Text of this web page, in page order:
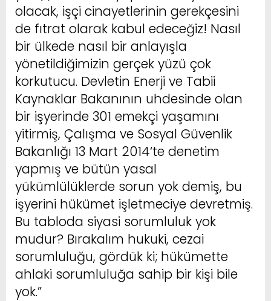
olacak, işçi cinayetlerinin gerekçesini
de fıtrat olarak kabul edeceğiz! Nasıl
bir ülkede nasıl bir anlayışla
yönetildiğimizin gerçek yüzü çok
korkutucu. Devletin Enerji ve Tabii
Kaynaklar Bakanının uhdesinde olan
bir işyerinde 301 emekçi yaşamını
yitirmiş, Çalışma ve Sosyal Güvenlik
Bakanlığı 13 Mart 2014‘te denetim
yapmış ve bütün yasal
yükümlülüklerde sorun yok demiş, bu
işyerini hükümet işletmeciye devretmiş.
Bu tabloda siyasi sorumluluk yok
mudur? Bırakalım hukuki, cezai
sorumluluğu, gördük ki; hükümette
ahlaki sorumluluğa sahip bir kişi bile
yok.”